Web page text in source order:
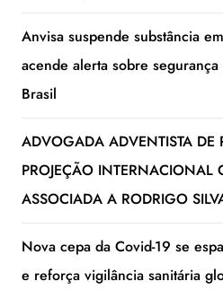
Anvisa suspende substância
acende alerta sobre
Brasil
ADVOGADA ADVENTISTA
PROJEÇÃO INTERNACIONAL
ASSOCIADA A RODRIGO
Nova cepa da Covid-19 se
e reforça vigilância sanitária